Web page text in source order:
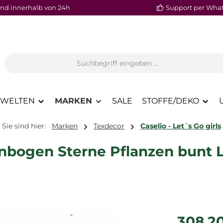
innerhalb von 24h Support per
MARKEN SALE STOFFE/DEKO
Sie sind hier: Marken Texdecor Caselio - Let´s Go girls
Sterne Pflanzen bunt
Regulärer